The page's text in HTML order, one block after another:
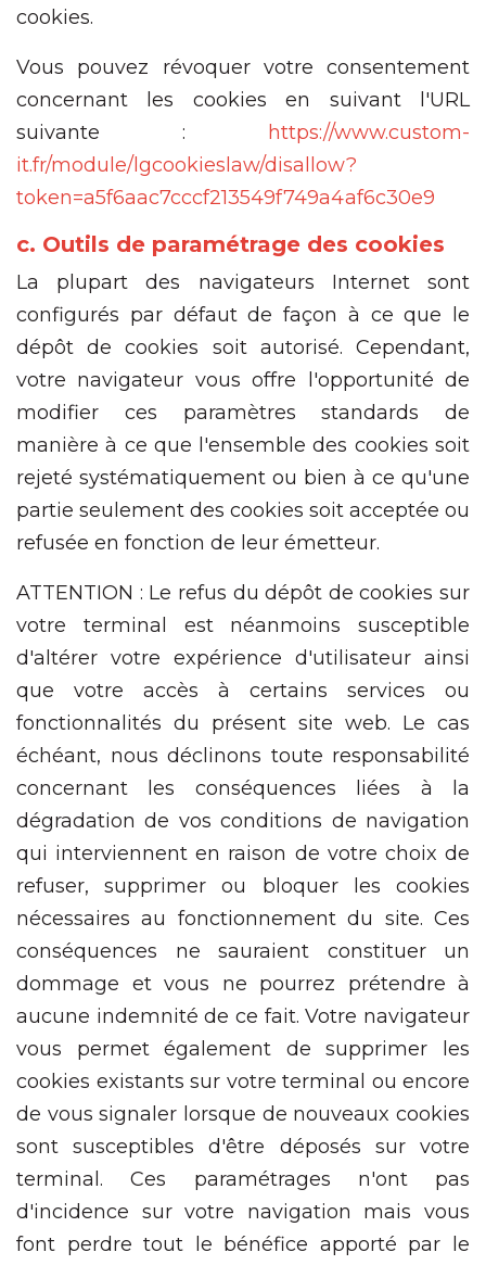
cookies.
Vous pouvez révoquer votre consentement
concernant les cookies en suivant l'URL
suivante :
https://www.custom-
it.fr/module/lgcookieslaw/disallow?
token=a5f6aac7cccf213549f749a4af6c30e9
c. Outils de paramétrage des cookies
La plupart des navigateurs Internet sont
configurés par défaut de façon à ce que le
dépôt de cookies soit autorisé. Cependant,
votre navigateur vous offre l'opportunité de
modifier ces paramètres standards de
manière à ce que l'ensemble des cookies soit
rejeté systématiquement ou bien à ce qu'une
partie seulement des cookies soit acceptée ou
refusée en fonction de leur émetteur.
ATTENTION : Le refus du dépôt de cookies sur
votre terminal est néanmoins susceptible
d'altérer votre expérience d'utilisateur ainsi
que votre accès à certains services ou
fonctionnalités du présent site web. Le cas
échéant, nous déclinons toute responsabilité
concernant les conséquences liées à la
dégradation de vos conditions de navigation
qui interviennent en raison de votre choix de
refuser, supprimer ou bloquer les cookies
nécessaires au fonctionnement du site. Ces
conséquences ne sauraient constituer un
dommage et vous ne pourrez prétendre à
aucune indemnité de ce fait. Votre navigateur
vous permet également de supprimer les
cookies existants sur votre terminal ou encore
de vous signaler lorsque de nouveaux cookies
sont susceptibles d'être déposés sur votre
terminal. Ces paramétrages n'ont pas
d'incidence sur votre navigation mais vous
font perdre tout le bénéfice apporté par le